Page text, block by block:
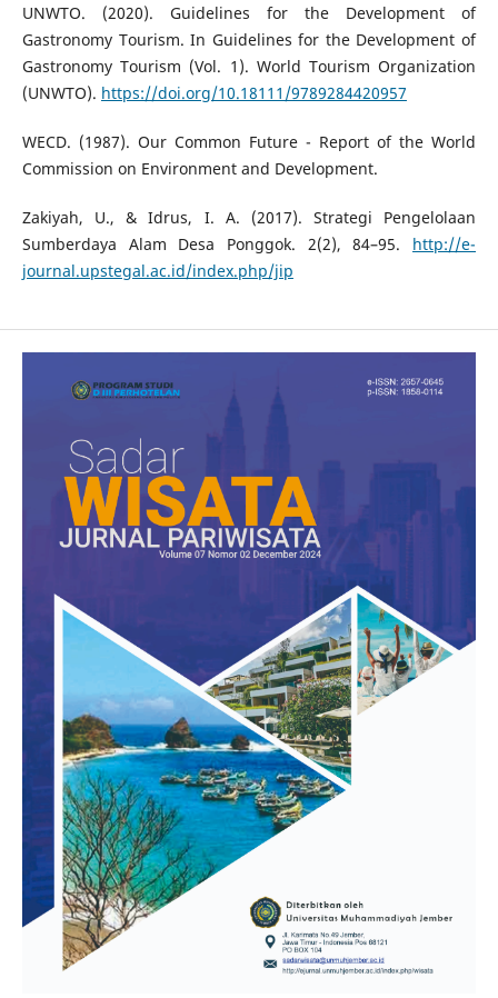
UNWTO. (2020). Guidelines for the Development of
Gastronomy Tourism. In Guidelines for the Development of
Gastronomy Tourism (Vol. 1). World Tourism Organization
(UNWTO). https://doi.org/10.18111/9789284420957
WECD. (1987). Our Common Future - Report of the World
Commission on Environment and Development.
Zakiyah, U., & Idrus, I. A. (2017). Strategi Pengelolaan
Sumberdaya Alam Desa Ponggok. 2(2), 84–95. http://e-
journal.upstegal.ac.id/index.php/jip